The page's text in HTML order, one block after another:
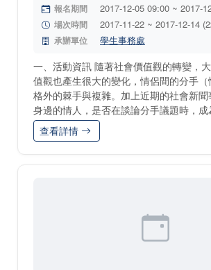
報名期間 2017-12-05 09:00 ~ 2017-
場次時間 2017-11-22 ~ 2017-12-14
承辦單位 學生事務處
一、活動資訊 隨著社會價值觀的轉變，
值觀也產生很大的變化，情侶間的分手
格外的棘手與複雜。加上近期的社會新
身邊的情人，是否在談論分手議題時，
查看詳情